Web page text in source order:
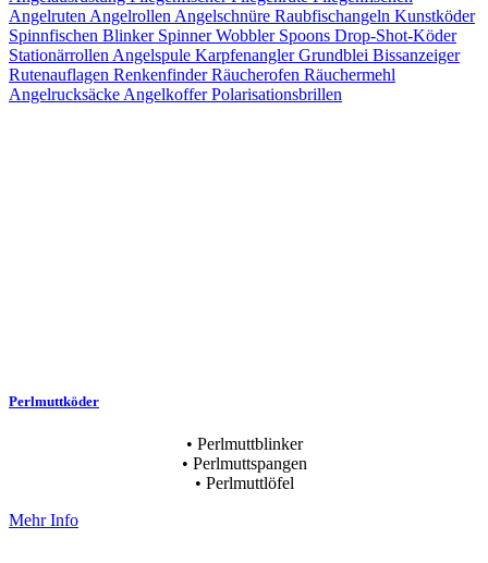
Perlmuttköder
• Perlmuttblinker
• Perlmuttspangen
• Perlmuttlöfel
Mehr Info